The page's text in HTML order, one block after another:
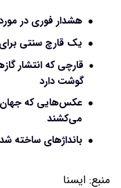
هشدار فوری در
یک قارچ سنتی
قارچی که انتشار
گوشت دارد
عکس‌هایی که جهان
می‌کشند
بانداژهای ساخته
منبع: ايسنا